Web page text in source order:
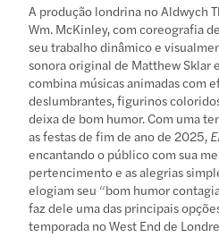
A produção londrina no Aldwych
Wm. McKinley, com coreografia
seu trabalho dinâmico e
sonora original de Matthew Sklar
combina músicas animadas com
deslumbrantes, figurinos
deixa de bom humor. Com uma
as festas de fim de ano de 2025,
encantando o público com sua
pertencimento e as alegrias
elogiam seu “bom humor
faz dele uma das principais
temporada no West End de